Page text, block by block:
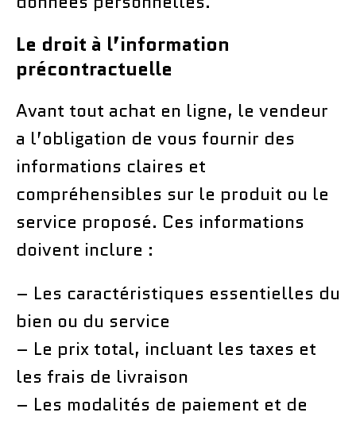
Le droit à l’information
précontractuelle
Avant tout achat en ligne, le vendeur
a l’obligation de vous fournir des
informations claires et
compréhensibles sur le produit ou le
service proposé. Ces informations
doivent inclure :
– Les caractéristiques essentielles du
bien ou du service
– Le prix total, incluant les taxes et
les frais de livraison
– Les modalités de paiement et de